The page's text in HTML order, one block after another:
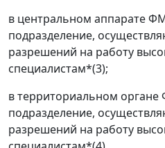
в центральном аппарате
подразделение,
разрешений на работу
специалистам*(3);
в территориальном
подразделение,
разрешений на работу